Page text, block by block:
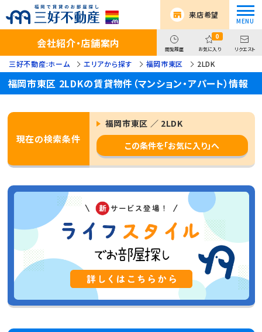
来店希望
会社紹介・店舗案内 閲覧履歴
0
お気に入り リクエスト
三好不動産:ホーム エリアから探す 福岡市東区 2LDK
福岡市東区 2LDKの賃貸物件（マンション・アパート）情報
現在の検索条件
福岡市東区 ／ 2LDK
この条件を「お気に入り」へ